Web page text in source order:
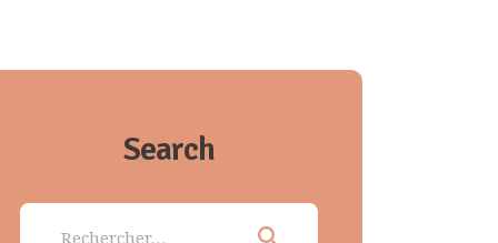
Search
Rechercher :